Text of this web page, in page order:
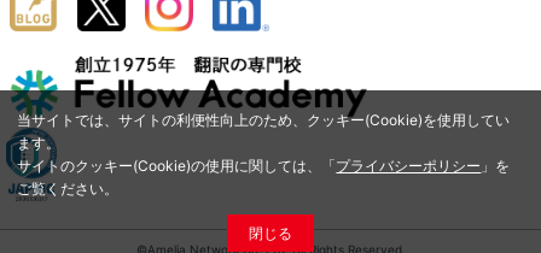
当サイトでは、サイトの利便性向上のため、クッキー(Cookie)を使用してい
ます。
サイトのクッキー(Cookie)の使用に関しては、「プライバシーポリシー 」を
ご覧ください。
閉じる
©Amelia Network Co.,Ltd. All Rights Reserved.